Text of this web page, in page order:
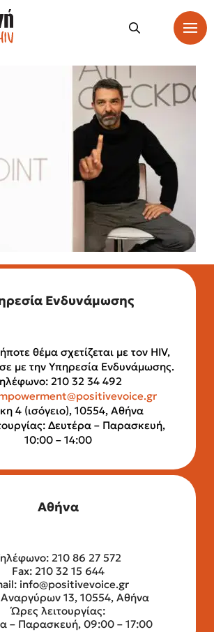
Ενδυνάμωσης
θέμα σχετίζεται με τον HIV,
με την Υπηρεσία Ενδυνάμωσης.
210 32 34 492
4 (ισόγειο), 10554, Αθήνα
Δευτέρα – Παρασκευή,
10:00 – 14:00
Αθήνα
210 86 27 572
Fax: 210 32 15 644
info@positivevoice.gr
13, 10554, Αθήνα
Ώρες λειτουργίας:
– Παρασκευή, 09:00 – 17:00